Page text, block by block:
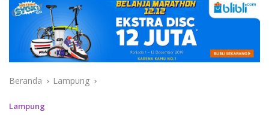
Beranda Lampung
Lampung